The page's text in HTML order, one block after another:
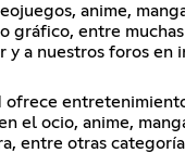
anime,
gráfico, entre muchas
y a nuestros foros en
ofrece
el ocio, anime,
entre otras